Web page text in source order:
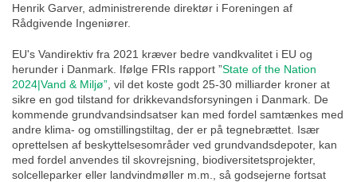
Henrik Garver, administrerende direktør i Foreningen af
Rådgivende Ingeniører.
EU's Vandirektiv fra 2021 kræver bedre vandkvalitet i EU og
herunder i Danmark. Ifølge FRIs rapport ”State of the Nation
2024|Vand & Miljø” , vil det koste godt 25-30 milliarder kroner at
sikre en god tilstand for drikkevandsforsyningen i Danmark. De
kommende grundvandsindsatser kan med fordel samtænkes med
andre klima- og omstillingstiltag, der er på tegnebrættet. Især
oprettelsen af beskyttelsesområder ved grundvandsdepoter, kan
med fordel anvendes til skovrejsning, biodiversitetsprojekter,
solcelleparker eller landvindmøller m.m., så godsejerne fortsat